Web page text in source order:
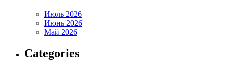
Июль 2026
Июнь 2026
Май 2026
Categories